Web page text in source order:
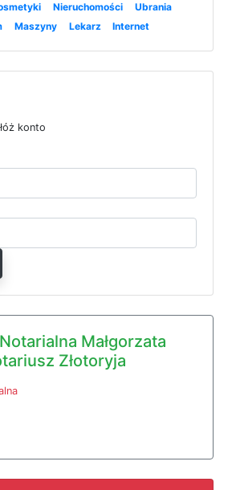
Nieruchomości
Ubrania
Maszyny Lekarz Internet
konto
Małgorzata
Złotoryja